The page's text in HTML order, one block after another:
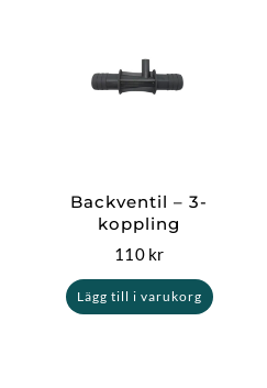
Backventil – 3-
koppling
110 kr
Lägg till i varukorg